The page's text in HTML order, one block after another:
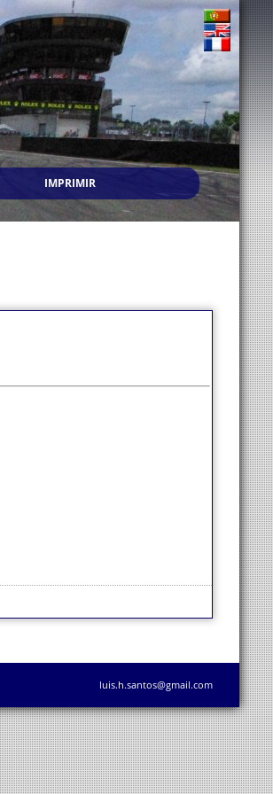
IMPRIMIR
luis.h.santos@gmail.com